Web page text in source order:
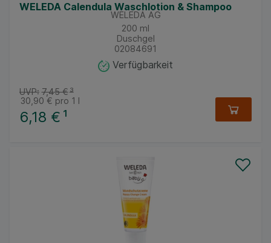
WELEDA Calendula Waschlotion & Shampoo
WELEDA AG
200 ml
Duschgel
02084691
Verfügbarkeit
6,18 € ¹
UVP: 7,45 €³
30,90 € pro 1 l